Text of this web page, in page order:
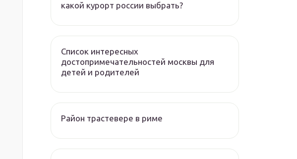
какой курорт россии выбрать?
Список интересных
достопримечательностей москвы для
детей и родителей
Район трастевере в риме